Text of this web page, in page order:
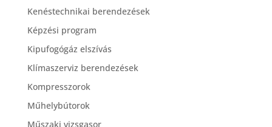
Kenéstechnikai berendezések
Képzési program
Kipufogógáz elszívás
Klímaszerviz berendezések
Kompresszorok
Műhelybútorok
Műszaki vizsgasor